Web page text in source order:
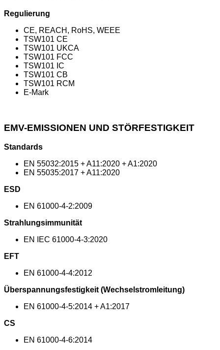
Regulierung
CE, REACH, RoHS, WEEE
TSW101 CE
TSW101 UKCA
TSW101 FCC
TSW101 IC
TSW101 CB
TSW101 RCM
E-Mark
EMV-EMISSIONEN UND STÖRFESTIGKEIT
Standards
EN 55032:2015 + A11:2020 + A1:2020
EN 55035:2017 + A11:2020
ESD
EN 61000-4-2:2009
Strahlungsimmunität
EN IEC 61000-4-3:2020
EFT
EN 61000-4-4:2012
Überspannungsfestigkeit (Wechselstromleitung)
EN 61000-4-5:2014 + A1:2017
CS
EN 61000-4-6:2014